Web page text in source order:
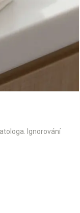
Ignorování